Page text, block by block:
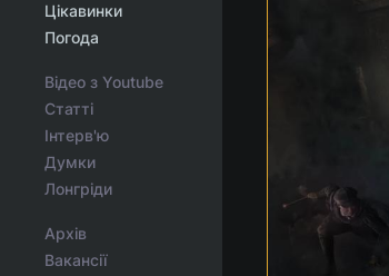
Цікавинки
Погода
Відео з Youtube
Статті
Інтерв'ю
Думки
Лонгріди
Архів
Вакансії